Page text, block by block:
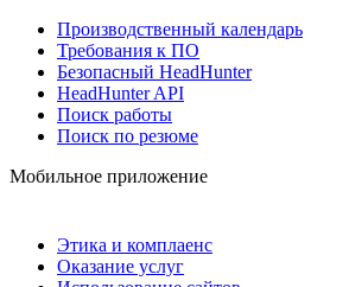
Производственный календарь
Требования к ПО
Безопасный HeadHunter
HeadHunter API
Поиск работы
Поиск по резюме
Мобильное приложение
Этика и комплаенс
Оказание услуг